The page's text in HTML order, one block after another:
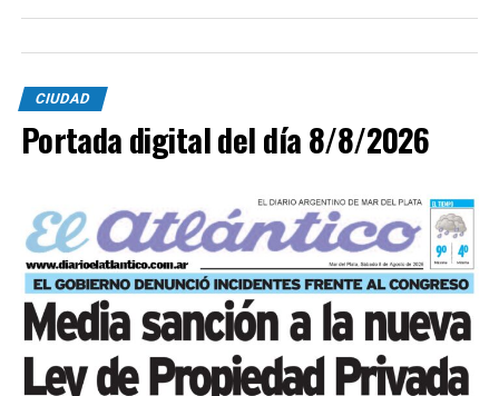
CIUDAD
Portada digital del día 8/8/2026